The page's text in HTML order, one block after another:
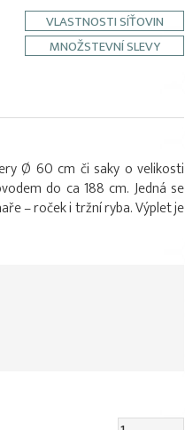
VLASTNOSTI SÍŤOVIN
MNOŽSTEVNÍ SLEVY
Ø 60 cm či saky o velikosti
do ca 188 cm. Jedná se
– roček i tržní ryba. Výplet je